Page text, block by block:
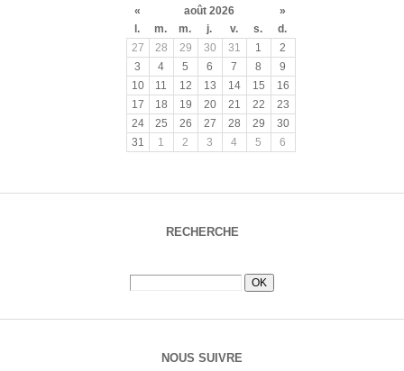
« août 2026
»
l.
m. m. j. v. s.
d.
27
28 29 30 31 1
2
3
4 5 6 7 8
9
10
11 12 13 14 15
16
17
18 19 20 21 22
23
24
25 26 27 28 29
30
31
1 2 3 4 5 6
RECHERCHE
NOUS SUIVRE